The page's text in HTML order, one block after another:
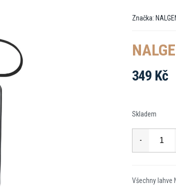
Značka:
349 Kč
Skladem
Všechny lahve